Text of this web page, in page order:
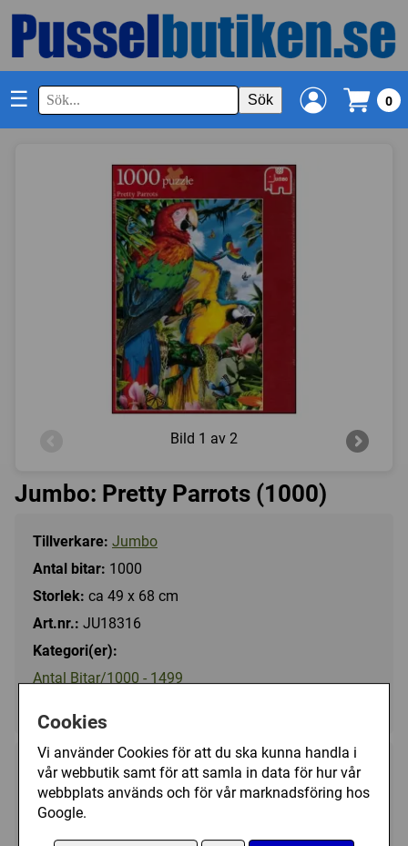
Cookies
Vi använder Cookies för att du ska kunna handla i
vår webbutik samt för att samla in data för hur vår
webbplats används och för vår marknadsföring hos
Google.
☰ Sök 0
Bild 1 av 2
Jumbo: Pretty Parrots (1000)
Tillverkare: Jumbo
Antal bitar: 1000
Storlek: ca 49 x 68 cm
Art.nr.: JU18316
Kategori(er):
Antal Bitar/1000 - 1499
149 kr Utgått